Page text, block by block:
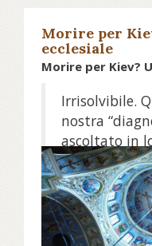
Morire per
ecclesiale
Morire per Kiev?
Irrisolvibile.
nostra
ascoltato in
Chiese
patriarcato
Kirill,